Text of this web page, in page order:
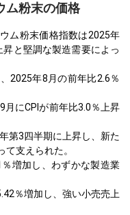
ム粉末の価格
ム粉末価格指数は2025年
と堅調な製造需要によっ
2025年8月の前年比2.6％
にCPIが前年比3.0％上昇
第3四半期に上昇し、新た
支えられた。
増加し、わずかな製造業
％増加し、強い小売売上